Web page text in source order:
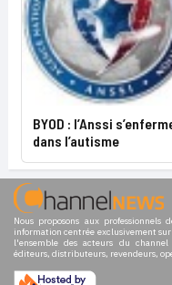
BYOD : l’Anssi
dans l’autisme
Nous proposons aux
information centrée exclusivement
l'ensemble des acteurs du
éditeurs, distributeurs, revendeurs,